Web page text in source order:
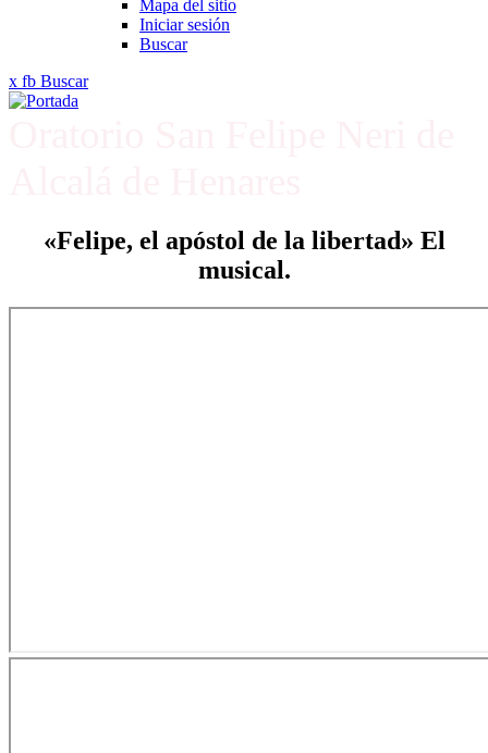
Mapa del sitio
Iniciar sesión
Buscar
x fb Buscar
«Felipe, el apóstol de la libertad» El
musical.